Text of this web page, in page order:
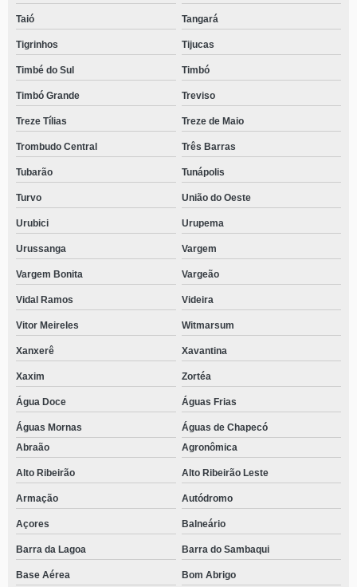
Taió Tangará
Tigrinhos Tijucas
Timbé do Sul Timbó
Timbó Grande Treviso
Treze Tílias Treze de Maio
Trombudo Central Três Barras
Tubarão Tunápolis
Turvo União do Oeste
Urubici Urupema
Urussanga Vargem
Vargem Bonita Vargeão
Vidal Ramos Videira
Vitor Meireles Witmarsum
Xanxerê Xavantina
Xaxim Zortéa
Água Doce Águas Frias
Águas Mornas
Águas de Chapecó
Abraão
Agronômica
Alto Ribeirão Alto Ribeirão Leste
Armação Autódromo
Açores Balneário
Barra da Lagoa Barra do Sambaqui
Base Aérea Bom Abrigo